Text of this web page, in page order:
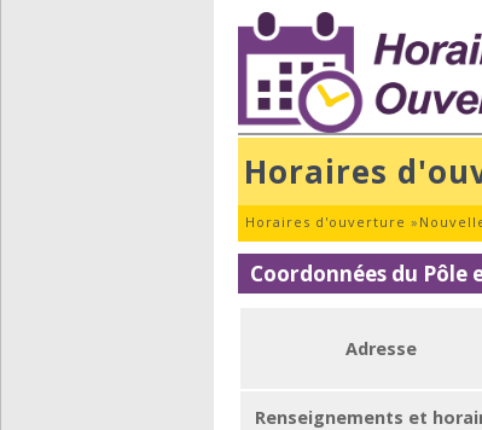
Horaires
Horaires d'ouverture »
Coordonnées du
Adresse
Renseignements et